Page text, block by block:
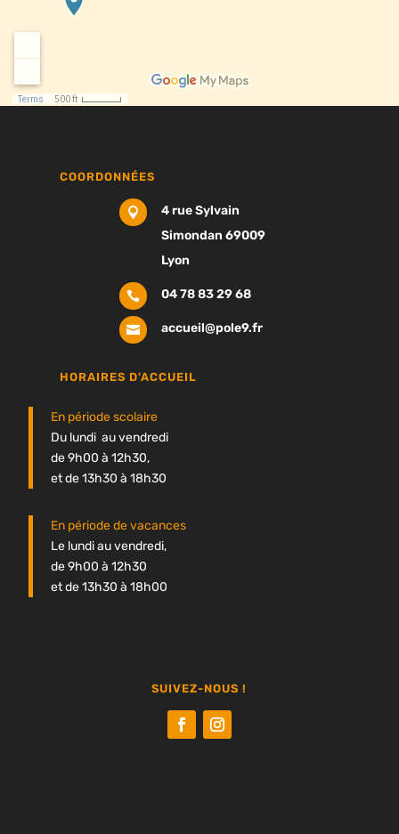
COORDONNÉES

4 rue Sylvain
Simondan 69009
Lyon
 04 78 83 29 68
 accueil@pole9.fr
HORAIRES D'ACCUEIL
En période scolaire
Du lundi au vendredi
de 9h00 à 12h30,
et de 13h30 à 18h30
En période de vacances
Le lundi au vendredi,
de 9h00 à 12h30
et de 13h30 à 18h00
SUIVEZ-NOUS !